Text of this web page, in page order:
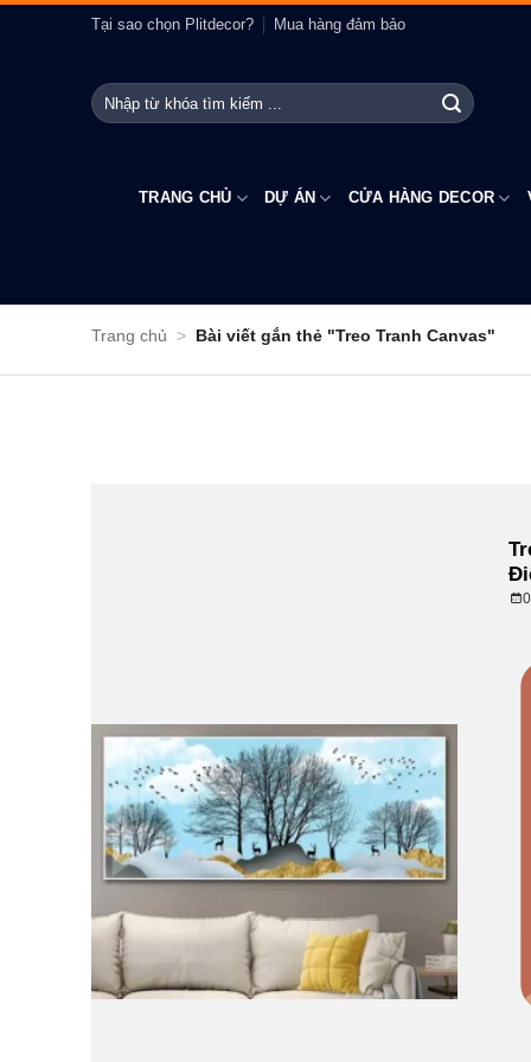
Tại sao chọn Plitdecor? Mua hàng đảm bảo
Tìm
kiếm:
TRANG CHỦ DỰ ÁN CỬA HÀNG DECOR
Trang chủ > Bài viết gắn thẻ "Treo Tranh Canvas"